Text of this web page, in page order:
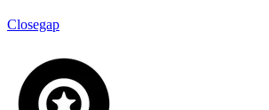
Closegap